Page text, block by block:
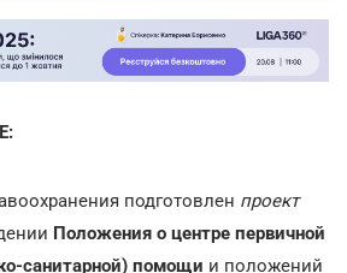
подготовлен проект
Положения о центре первичной
санитарной) помощи и положений